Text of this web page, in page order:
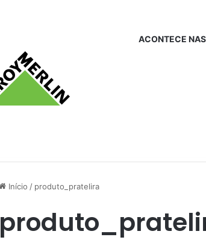
ACONTECE
Início / produto_pratelira